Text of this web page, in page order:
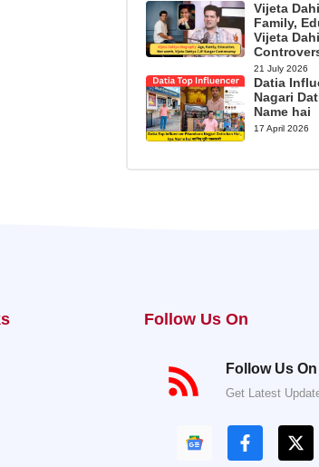
Vijeta
Family,
Vijeta
21 July 2026
Datia
Nagari
Name hai
17 April 2026
Follow Us On
Follow Us
Get Latest